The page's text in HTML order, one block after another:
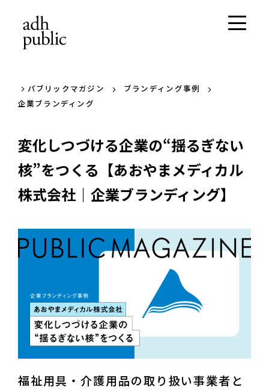
パブリックマガジン
ブランディング事例
企業ブランディング
変化しつづける企業の“揺るぎない
核”をつくる【あおやまメディカル
株式会社｜企業ブランディング】
福祉用具・介護用品の取り扱い事業者と